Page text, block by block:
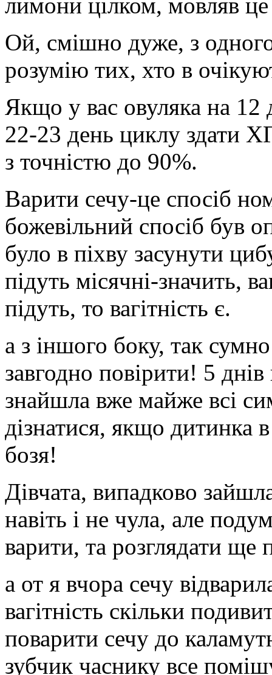
Ой, смішно дуже, з
розумію тих, хто в
Якщо у вас овуляка на
22-23 день циклу здати
з точністю до 90%.
Варити сечу-це спосіб
божевільний спосіб був
було в піхву засунути
підуть місячні-значить,
підуть, то вагітність є.
а з іншого боку, так
завгодно повірити! 5
знайшла вже майже всі
дізнатися, якщо дитинка
бозя!
Дівчата, випадково
навіть і не чула, але
варити, та розглядати ще
а от я вчора сечу
вагітність скільки
поварити сечу до
зубчик часнику все